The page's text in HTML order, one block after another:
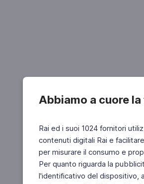
Abbiamo a cuore
Rai ed i suoi 1024 fornitori
contenuti digitali Rai e
per misurare il consumo e
Per quanto riguarda la
l'identificativo del dispositivo,